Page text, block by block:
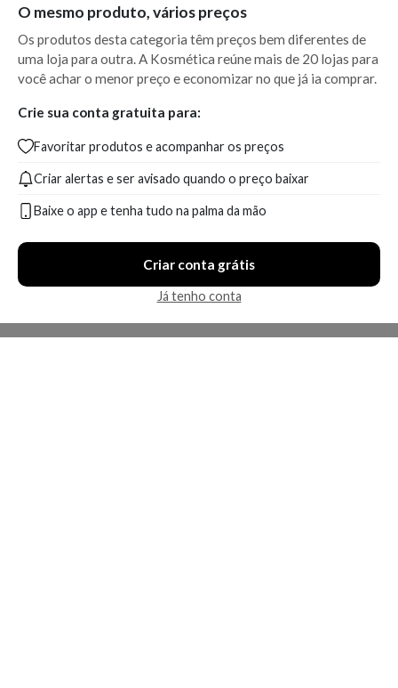
O mesmo produto, vários preços
Os produtos desta categoria têm preços bem diferentes de
uma loja para outra. A Kosmética reúne mais de 20 lojas para
você achar o menor preço e economizar no que já ia comprar.
Crie sua conta gratuita para:
Favoritar produtos e acompanhar os preços
Criar alertas e ser avisado quando o preço baixar
Baixe o app e tenha tudo na palma da mão
Criar conta grátis
Já tenho conta